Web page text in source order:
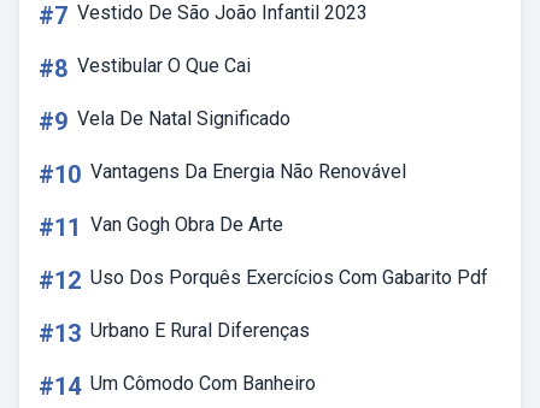
#7 Vestido De São João Infantil 2023
#8 Vestibular O Que Cai
#9 Vela De Natal Significado
#10 Vantagens Da Energia Não Renovável
#11 Van Gogh Obra De Arte
#12 Uso Dos Porquês Exercícios Com Gabarito Pdf
#13 Urbano E Rural Diferenças
#14 Um Cômodo Com Banheiro